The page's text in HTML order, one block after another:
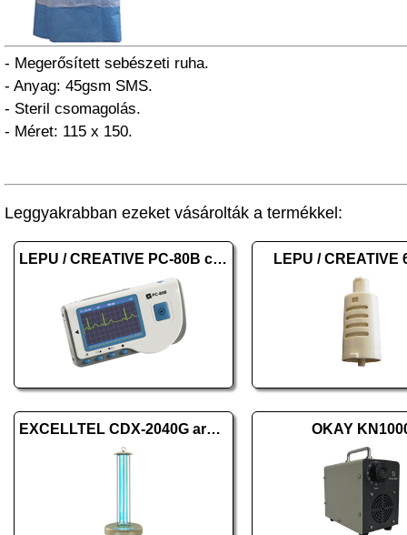
- Megerősített sebészeti ruha.
- Anyag: 45gsm SMS.
- Steril csomagolás.
- Méret: 115 x 150.
Leggyakrabban ezeket vásárolták a termékkel:
LEPU / CREATIVE PC-80B color LEPU / CREATIVE
EXCELLTEL CDX-2040G arany OKAY